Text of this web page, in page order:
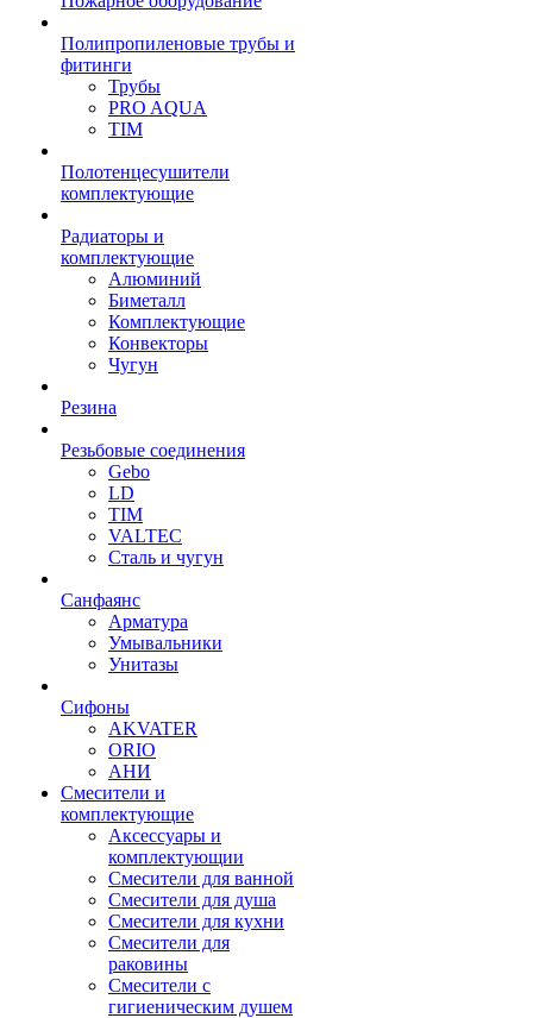
Полипропиленовые трубы и
фитинги
Трубы
PRO AQUA
TIM
Полотенцесушители
комплектующие
Радиаторы и
комплектующие
Алюминий
Биметалл
Комплектующие
Конвекторы
Чугун
Резина
Резьбовые соединения
Gebo
LD
TIM
VALTEC
Сталь и чугун
Санфаянс
Арматура
Умывальники
Унитазы
Сифоны
AKVATER
ORIO
АНИ
Смесители и
комплектующие
Аксессуары и
комплектующии
Смесители для ванной
Смесители для душа
Смесители для кухни
Смесители для
раковины
Смесители с
гигиеническим душем